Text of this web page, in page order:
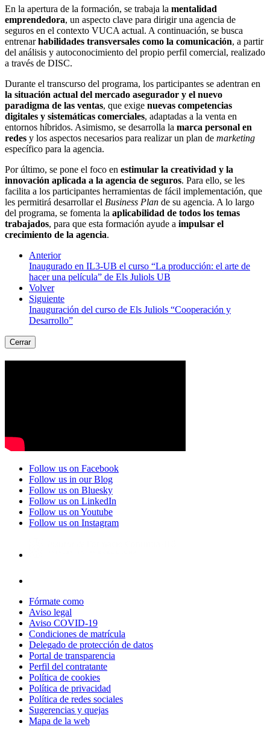
En la apertura de la formación, se trabaja la mentalidad
emprendedora, un aspecto clave para dirigir una agencia de
seguros en el contexto VUCA actual. A continuación, se busca
entrenarhabilidades transversales como la comunicación, a partir
del análisis y autoconocimiento del propio perfil comercial, realizado
a través de DISC.
Durante el transcurso del programa, los participantes se adentran en
la situación actual del mercado asegurador y el nuevo
paradigma de las ventas, que exige nuevas competencias
digitales y sistemáticas comerciales, adaptadas a la venta en
entornos híbridos. Asimismo, se desarrolla la marca personal en
redes y los aspectos necesarios para realizar un plan de marketing
específico para la agencia.
Por último, se pone el foco en estimular la creatividad y la
innovación aplicada a la agencia de seguros. Para ello, se les
facilita a los participantes herramientas de fácil implementación, que
les permitirá desarrollar el Business Plan de su agencia. A lo largo
del programa, se fomenta la aplicabilidad de todos los temas
trabajados, para que esta formación ayude a impulsar el
crecimiento de la agencia.
Anterior
Inaugurado en IL3-UB el curso “La producción: el arte de
hacer una película” de Els Juliols UB
Volver
Siguiente
Inauguración del curso de Els Juliols “Cooperación y
Desarrollo”
Cerrar
Follow us on Facebook
Follow us in our Blog
Follow us on Bluesky
Follow us on LinkedIn
Follow us on Youtube
Follow us on Instagram
Fórmate como
Aviso legal
Aviso COVID-19
Condiciones de matrícula
Delegado de protección de datos
Portal de transparencia
Perfil del contratante
Política de cookies
Política de privacidad
Política de redes sociales
Sugerencias y quejas
Mapa de la web